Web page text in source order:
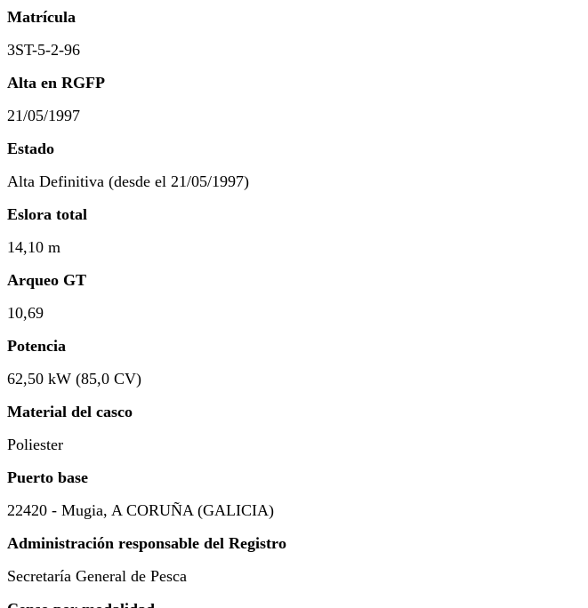
Matrícula
3ST-5-2-96
Alta en RGFP
21/05/1997
Estado
Alta Definitiva (desde el 21/05/1997)
Eslora total
14,10 m
Arqueo GT
10,69
Potencia
62,50 kW (85,0 CV)
Material del casco
Poliester
Puerto base
22420 - Mugia, A CORUÑA (GALICIA)
Administración responsable del Registro
Secretaría General de Pesca